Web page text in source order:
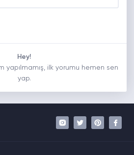
Hey!
yapılmamış, ilk yorumu hemen sen
yap.